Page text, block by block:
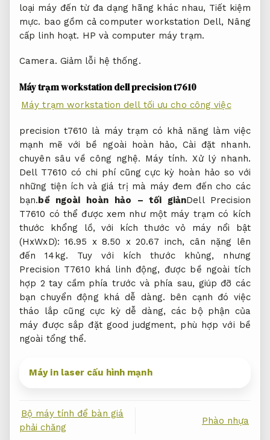
loại máy đến từ đa dạng hãng khác nhau, Tiết kiệm
mực. bao gồm cả computer workstation Dell, Nâng
cấp linh hoạt. HP và computer máy trạm.
Camera. Giảm lỗi hệ thống.
Máy trạm workstation dell precision t7610
Máy trạm workstation dell tối ưu cho công việc
precision t7610 là máy trạm có khả năng làm việc
mạnh mẽ với bề ngoài hoàn hảo,Cài đặt nhanh.
chuyên sâu về công nghệ. Máy tính. Xử lý nhanh.
Dell T7610 có chi phí cũng cực kỳ hoàn hảo so với
những tiện ích và giá trị mà máy đem đến cho các
bạn.bề ngoài hoàn hảo – tối giảnDell Precision
T7610 có thể được xem như một máy trạm có kích
thước khổng lồ, với kích thước vỏ máy nổi bật
(HxWxD): 16.95 x 8.50 x 20.67 inch, cân nặng lên
đến 14kg. Tuy với kích thước khủng, nhưng
Precision T7610 khá linh động, được bề ngoài tích
hợp 2 tay cầm phía trước và phía sau, giúp đỡ các
bạn chuyển động khá dễ dàng. bên cạnh đó việc
tháo lắp cũng cực kỳ dễ dàng, các bộ phận của
máy được sắp đặt good judgment, phù hợp với bề
ngoài tổng thể.
Máy in laser cấu hình mạnh
Bộ máy tính để bàn giá
phải chăng
Phào nhựa